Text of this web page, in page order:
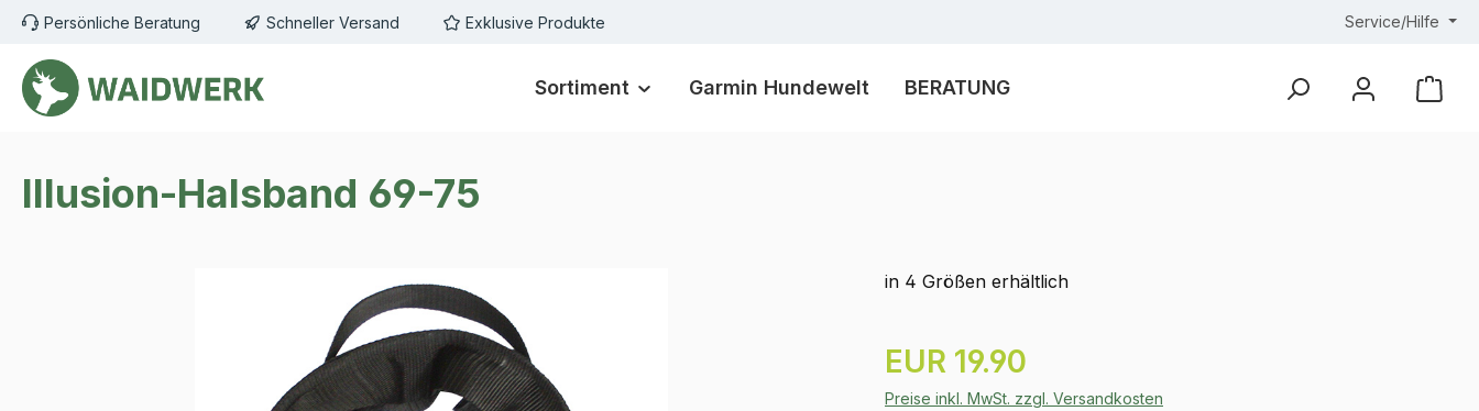
Hauptinhalt springen
Zur Suche springen
Zur Hauptnavigation springen
Persönliche Beratung Schneller Versand Exklusive Produkte Service/Hilfe
Sortiment Garmin Hundewelt BERATUNG
Illusion-Halsband 69-75
in 4 Größen erhältlich
Regulärer Preis:
EUR 19.90
Preise inkl. MwSt. zzgl. Versandkosten